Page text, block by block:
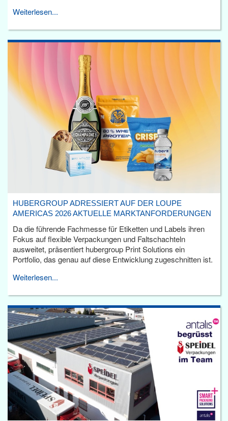
Weiterlesen...
HUBERGROUP ADRESSIERT AUF DER LOUPE
AMERICAS 2026 AKTUELLE MARKTANFORDERUNGEN
Da die führende Fachmesse für Etiketten und Labels ihren
Fokus auf flexible Verpackungen und Faltschachteln
ausweitet, präsentiert hubergroup Print Solutions ein
Portfolio, das genau auf diese Entwicklung zugeschnitten ist.
Weiterlesen...